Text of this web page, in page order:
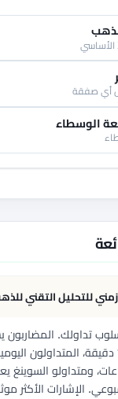
أي صفقة
الوسطاء
للتحليل التقني
و 4 ساعات، ومتداولو
الإشارات الأكثر